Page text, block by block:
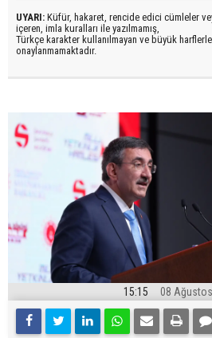
UYARI: Küfür, hakaret, rencide edici cümleler
içeren, imla kuralları ile yazılmamış,
Türkçe karakter kullanılmayan ve büyük
onaylanmamaktadır.
15:15 08